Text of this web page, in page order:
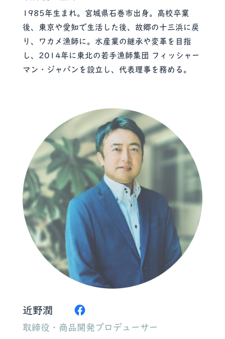
1985年生まれ。宮城県石巻市出身。高校卒業
後、東京や愛知で生活した後、故郷の十三浜に戻
り、ワカメ漁師に。水産業の継承や変革を目指
し、2014年に東北の若手漁師集団 フィッシャー
マン・ジャパンを設立し、代表理事を務める。
近野潤
取締役・商品開発プロデューサー